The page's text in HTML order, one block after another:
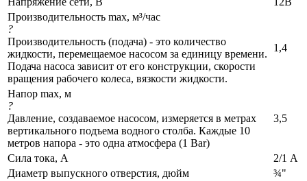
Производительность max, м³/час
?
Производительность (подача) - это количество
жидкости, перемещаемое насосом за единицу времени.
Подача насоса зависит от его конструкции, скорости
вращения рабочего колеса, вязкости жидкости.
1,4
Напор max, м
?
Давление, создаваемое насосом, измеряется в метрах
вертикального подъема водного столба. Каждые 10
метров напора - это одна атмосфера (1 Bar)
3,5
Сила тока, А
2/1 А
Диаметр выпускного отверстия, дюйм
¾"